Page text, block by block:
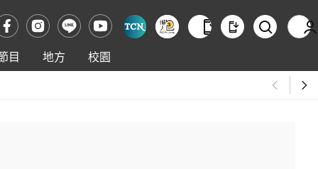
目 地方 校園